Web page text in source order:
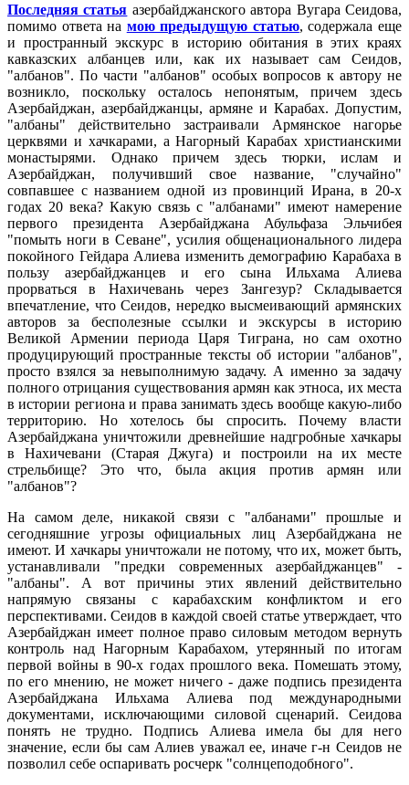
Последняя статья азербайджанского автора Вугара Сеидова,
помимо ответа на мою предыдущую статью, содержала еще
и пространный экскурс в историю обитания в этих краях
кавказских албанцев или, как их называет сам Сеидов,
"албанов". По части "албанов" особых вопросов к автору не
возникло, поскольку осталось непонятым, причем здесь
Азербайджан, азербайджанцы, армяне и Карабах. Допустим,
"албаны" действительно застраивали Армянское нагорье
церквями и хачкарами, а Нагорный Карабах христианскими
монастырями. Однако причем здесь тюрки, ислам и
Азербайджан, получивший свое название, "случайно"
совпавшее с названием одной из провинций Ирана, в 20-х
годах 20 века? Какую связь с "албанами" имеют намерение
первого президента Азербайджана Абульфаза Эльчибея
"помыть ноги в Севане", усилия общенационального лидера
покойного Гейдара Алиева изменить демографию Карабаха в
пользу азербайджанцев и его сына Ильхама Алиева
прорваться в Нахичевань через Зангезур? Складывается
впечатление, что Сеидов, нередко высмеивающий армянских
авторов за бесполезные ссылки и экскурсы в историю
Великой Армении периода Царя Тиграна, но сам охотно
продуцирующий пространные тексты об истории "албанов",
просто взялся за невыполнимую задачу. А именно за задачу
полного отрицания существования армян как этноса, их места
в истории региона и права занимать здесь вообще какую-либо
территорию. Но хотелось бы спросить. Почему власти
Азербайджана уничтожили древнейшие надгробные хачкары
в Нахичевани (Старая Джуга) и построили на их месте
стрельбище? Это что, была акция против армян или
"албанов"?
На самом деле, никакой связи с "албанами" прошлые и
сегодняшние угрозы официальных лиц Азербайджана не
имеют. И хачкары уничтожали не потому, что их, может быть,
устанавливали "предки современных азербайджанцев" -
"албаны". А вот причины этих явлений действительно
напрямую связаны с карабахским конфликтом и его
перспективами. Сеидов в каждой своей статье утверждает, что
Азербайджан имеет полное право силовым методом вернуть
контроль над Нагорным Карабахом, утерянный по итогам
первой войны в 90-х годах прошлого века. Помешать этому,
по его мнению, не может ничего - даже подпись президента
Азербайджана Ильхама Алиева под международными
документами, исключающими силовой сценарий. Сеидова
понять не трудно. Подпись Алиева имела бы для него
значение, если бы сам Алиев уважал ее, иначе г-н Сеидов не
позволил себе оспаривать росчерк "солнцеподобного".